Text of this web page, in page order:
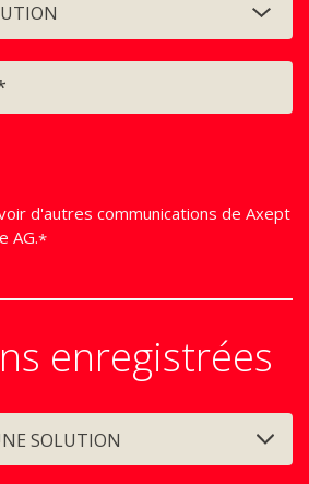
d'autres communications de Axept
AG.*
enregistrées
SOLUTION